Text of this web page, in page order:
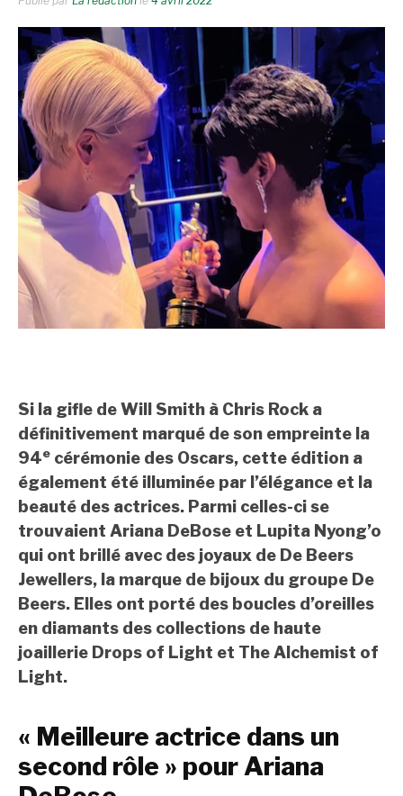
Si la gifle de Will Smith à Chris Rock a
définitivement marqué de son empreinte la
94e cérémonie des Oscars, cette édition a
également été illuminée par l’élégance et la
beauté des actrices. Parmi celles-ci se
trouvaient Ariana DeBose et Lupita Nyong’o
qui ont brillé avec des joyaux de De Beers
Jewellers, la marque de bijoux du groupe De
Beers. Elles ont porté des boucles d’oreilles
en diamants des collections de haute
joaillerie Drops of Light et The Alchemist of
Light.
« Meilleure actrice dans un
second rôle » pour Ariana